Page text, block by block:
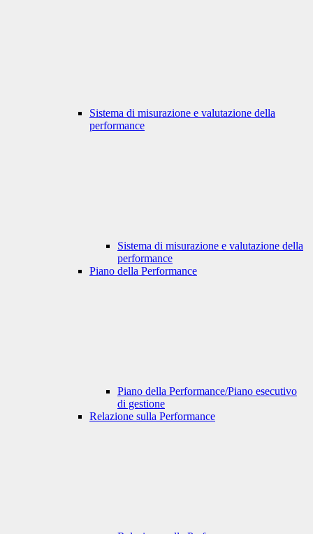
Sistema di misurazione e valutazione della
performance
Sistema di misurazione e valutazione della
performance
Piano della Performance
Piano della Performance/Piano esecutivo
di gestione
Relazione sulla Performance